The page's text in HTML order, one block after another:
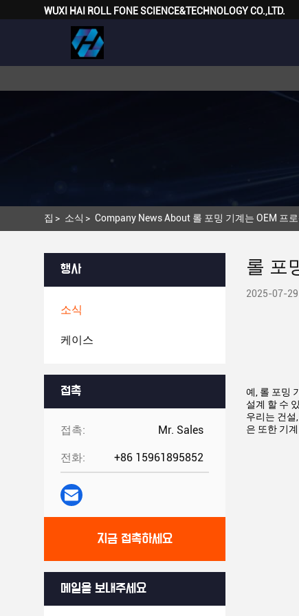
WUXI HAI ROLL FONE SCIENCE&TECHNOLOGY CO.,LTD.
집 > 소식 > Company News About 롤 포밍 기계는 OEM 프
행사
소식
케이스
접촉
접촉: Mr. Sales
전화: +86 15961895852
지금 접촉하세요
메일을 보내주세요
롤 포
2025-07-29
예, 롤 포밍
설계 할 수
우리는 건
은 또한 기